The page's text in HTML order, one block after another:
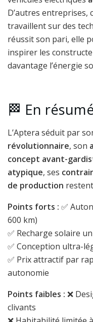
D’autres entreprises,
travaillent sur des
réussit son pari, elle
inspirer les
davantage l’énergie
🏁 En
L’Aptera séduit par
révolutionnaire, son
concept avant-
atypique, ses
de production
Points forts : ✅
600 km)
✅ Recharge solaire
✅ Conception ultra-
✅ Prix attractif par
autonomie
Points faibles : ❌
clivants